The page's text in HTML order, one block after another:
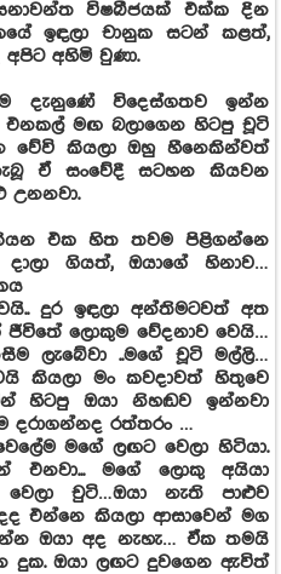
විෂබීජයක් එක්ක දින
ඉඳලා චානුක සටන් කළත්,
අහිමි වුණා.
දැනුණේ විදෙස්ගතව ඉන්න
මඟ බලාගෙන හිටපු චූටි
වේවි කියලා ඔහු හීනෙකින්වත්
ඒ සංවේදී සටහන කියවන
උනනවා.
එක හිත තවම පිළිගන්නෙ
ගියත්, ඔයාගේ හිනාව…
දුර ඉඳලා අන්තිමටවත් අත
ලොකුම වේදනාව වෙයි…
ලැබේවා ..මගේ චූටි මල්ලි…
කියලා මං කවදාවත් හිතුවෙ
හිටපු ඔයා නිහඬව ඉන්නවා
රත්තරං …
මගේ ලඟට වෙලා හිටියා.
මගේ ලොකු අයියා
චුටි…ඔයා නැති පාළුව
එන්නෙ කියලා ආසාවෙන් මග
ඔයා අද නැහැ… ඒක තමයි
දුක. ඔයා ලඟට දුවගෙන ඇවිත්